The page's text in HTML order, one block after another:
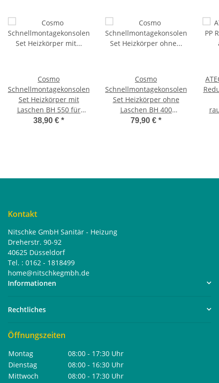
Cosmo
Schnellmontagekonsolen
Set Heizkörper mit
Laschen BH 550 für
Kermi 4 Sets
38,90 € *
Cosmo
Schnellmontagekonsolen
Set Heizkörper ohne
Laschen BH 400
universal 10 Sets
79,90 € *
Kontakt
Nitschke GmbH Sanitär - Heizung
Dreherstr. 90-92
40625 Düsseldorf
Tel. : 0162 - 1818499
home@nitschkegmbh.de
Informationen
Rechtliches
Öffnungszeiten
Montag
08:00 - 17:30 Uhr
Dienstag
08:00 - 16:30 Uhr
Mittwoch
08:00 - 17:30 Uhr